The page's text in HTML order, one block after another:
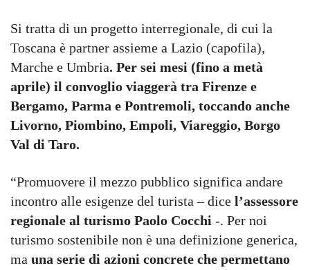
Si tratta di un progetto interregionale, di cui la
Toscana è partner assieme a Lazio (capofila),
Marche e Umbria. Per sei mesi (fino a metà
aprile) il convoglio viaggerà tra Firenze e
Bergamo, Parma e Pontremoli, toccando anche
Livorno, Piombino, Empoli, Viareggio, Borgo
Val di Taro.
“Promuovere il mezzo pubblico significa andare
incontro alle esigenze del turista – dice l’assessore
regionale al turismo Paolo Cocchi -. Per noi
turismo sostenibile non è una definizione generica,
ma una serie di azioni concrete che permettano